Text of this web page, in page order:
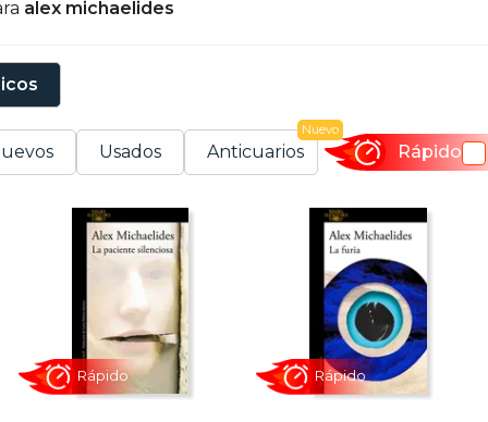
más prometedoras del género.
alex michaelides
Usados Anticuarios
Nuevo
Rápido